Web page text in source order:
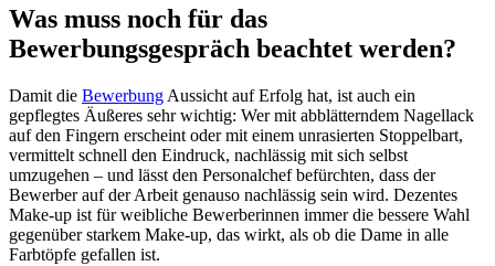
Was muss noch für das
Bewerbungsgespräch beachtet werden?
Damit die Bewerbung Aussicht auf Erfolg hat, ist auch ein
gepflegtes Äußeres sehr wichtig: Wer mit abblätterndem Nagellack
auf den Fingern erscheint oder mit einem unrasierten Stoppelbart,
vermittelt schnell den Eindruck, nachlässig mit sich selbst
umzugehen – und lässt den Personalchef befürchten, dass der
Bewerber auf der Arbeit genauso nachlässig sein wird. Dezentes
Make-up ist für weibliche Bewerberinnen immer die bessere Wahl
gegenüber starkem Make-up, das wirkt, als ob die Dame in alle
Farbtöpfe gefallen ist.